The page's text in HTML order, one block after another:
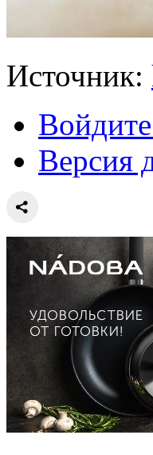
Источник:
Версия